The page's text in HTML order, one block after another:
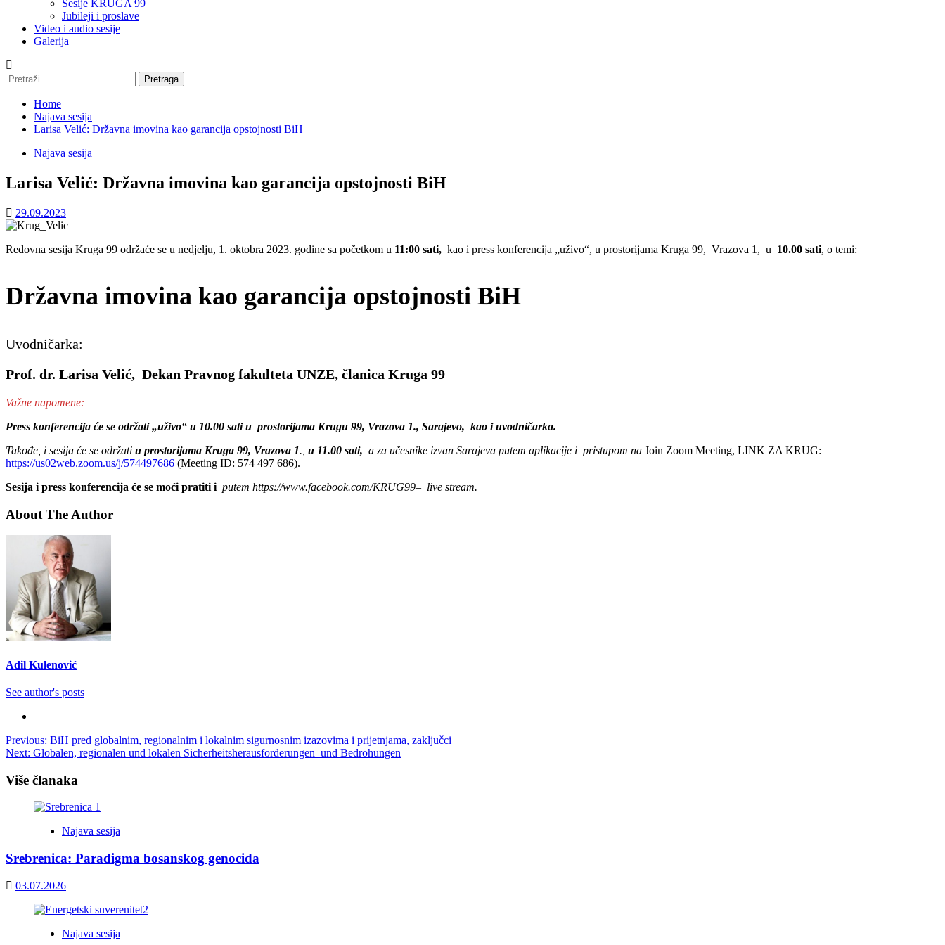
Sesije KRUGA 99
Jubileji i proslave
Video i audio sesije
Galerija
Pretraga:
Home
Najava sesija
Larisa Velić: Državna imovina kao garancija opstojnosti BiH
Najava sesija
Larisa Velić: Državna imovina kao garancija opstojnosti BiH
29.09.2023
Redovna sesija Kruga 99 održaće se u nedjelju, 1. oktobra 2023. godine sa početkom u 11:00 sati, kao i press konferencija „uživo“, u prostorijama Kruga 99, Vrazova 1, u 10.00 sati, o temi:
Državna imovina kao garancija opstojnosti BiH
Uvodničarka:
Prof. dr. Larisa Velić, Dekan Pravnog fakulteta UNZE, članica Kruga 99
Važne napomene:
Press konferencija će se održati „uživo“ u 10.00 sati u prostorijama Krugu 99, Vrazova 1., Sarajevo, kao i uvodničarka.
Takođe, i sesija će se održati u prostorijama Kruga 99, Vrazova 1., u 11.00 sati, a za učesnike izvan Sarajeva putem aplikacije i pristupom na Join Zoom Meeting, LINK ZA KRUG:
https://us02web.zoom.us/j/574497686 (Meeting ID: 574 497 686).
Sesija i press konferencija će se moći pratiti i putem https://www.facebook.com/KRUG99– live stream.
About The Author
Adil Kulenović
See author's posts
Post
navigation
Previous: BiH pred globalnim, regionalnim i lokalnim sigurnosnim izazovima i prijetnjama, zaključci
Next: Globalen, regionalen und lokalen Sicherheitsherausforderungen und Bedrohungen
Više članaka
Najava sesija
Srebrenica: Paradigma bosanskog genocida
03.07.2026
Najava sesija